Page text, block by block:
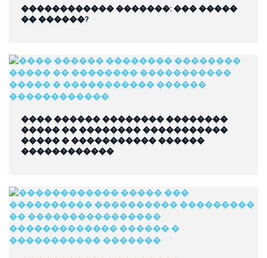
������������ �������: ��� �����
�� ������?
���� ������ �������� ��������
����� �� �������� �����������
����� � ����������� ������
������������